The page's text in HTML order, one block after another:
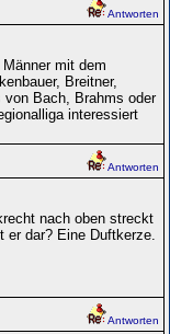
Antworten
Männer mit dem
Breitner,
von Bach, Brahms oder
interessiert
Antworten
nach oben streckt
dar? Eine Duftkerze.
Antworten